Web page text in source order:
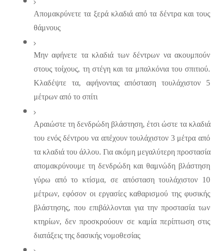
Απομακρύνετε τα ξερά κλαδιά από τα δέντρα και τους
θάμνους
Μην αφήνετε τα κλαδιά των δέντρων να ακουμπούν
στους τοίχους, τη στέγη και τα μπαλκόνια του σπιτιού.
Κλαδέψτε τα, αφήνοντας απόσταση τουλάχιστον 5
μέτρων από το σπίτι
Αραιώστε τη δενδρώδη βλάστηση, έτσι ώστε τα κλαδιά
του ενός δέντρου να απέχουν τουλάχιστον 3 μέτρα από
τα κλαδιά του άλλου. Για ακόμη μεγαλύτερη προστασία
απομακρύνουμε τη δενδρώδη και θαμνώδη βλάστηση
γύρω από το κτίσμα, σε απόσταση τουλάχιστον 10
μέτρων, εφόσον οι εργασίες καθαρισμού της φυσικής
βλάστησης, που επιβάλλονται για την προστασία των
κτηρίων, δεν προσκρούουν σε καμία περίπτωση στις
διατάξεις της δασικής νομοθεσίας